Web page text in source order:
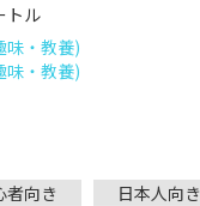
トル
味・教養)
味・教養)
者向き 日本人向き